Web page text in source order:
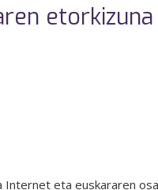
eta euskararen